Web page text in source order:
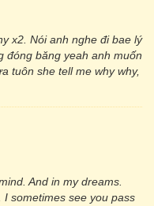
x2. Nói anh nghe đi bae lý
đóng băng yeah anh muốn
tuôn she tell me why why,
And in my dreams.
sometimes see you pass